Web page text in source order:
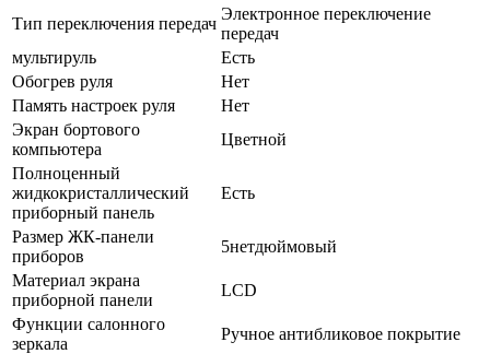
Тип переключения передач
Электронное переключение
передач
мультируль
Есть
Обогрев руля
Нет
Память настроек руля
Нет
Экран бортового
компьютера
Цветной
Полноценный
жидкокристаллический
приборный панель
Есть
Размер ЖК-панели
приборов
5нетдюймовый
Материал экрана
приборной панели
LCD
Функции салонного
зеркала
Ручное антибликовое покрытие